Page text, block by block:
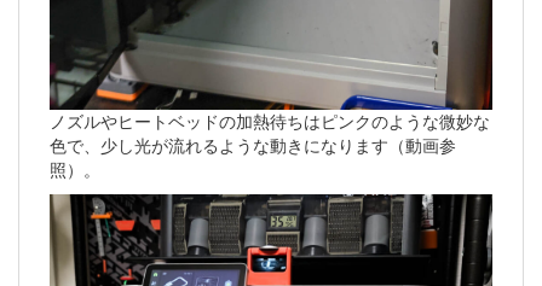
ノズルやヒートベッドの加熱待ちはピンクのような微妙な
色で、少し光が流れるような動きになります（動画参
照）。